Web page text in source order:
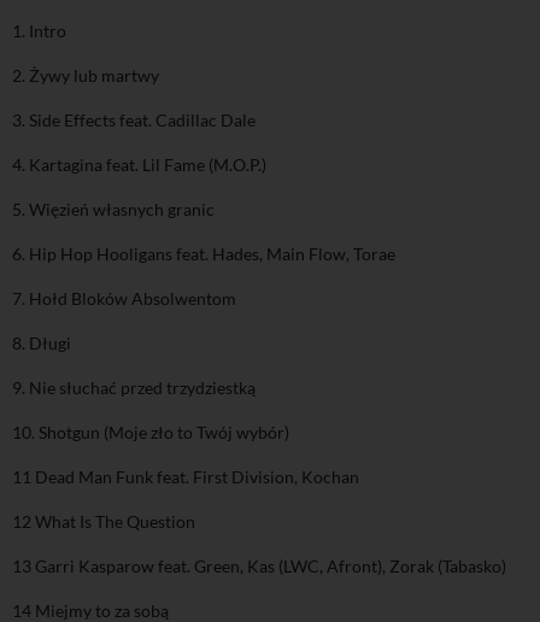
1. Intro
2. Żywy lub martwy
3. Side Effects feat. Cadillac Dale
4. Kartagina feat. Lil Fame (M.O.P.)
5. Więzień własnych granic
6. Hip Hop Hooligans feat. Hades, Main Flow, Torae
7. Hołd Bloków Absolwentom
8. Długi
9. Nie słuchać przed trzydziestką
10. Shotgun (Moje zło to Twój wybór)
11 Dead Man Funk feat. First Division, Kochan
12 What Is The Question
13 Garri Kasparow feat. Green, Kas (LWC, Afront), Zorak (Tabasko)
14 Miejmy to za sobą